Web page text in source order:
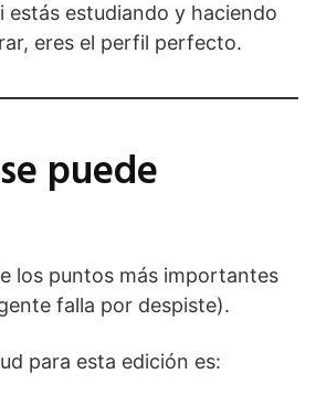
estás estudiando y haciendo
eres el perfil perfecto.
puede
los puntos más importantes
falla por despiste).
para esta edición es: